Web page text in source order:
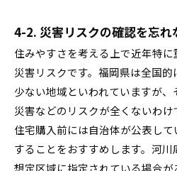
4-2. 災害リスクの確認を忘れ
住みやすさを考える上で近年特
災害リスクです。福岡県は全国
少ない地域といわれていますが
災害などのリスクが全くないわけ
住宅購入前には自治体が公表して
することをおすすめします。河
想定区域に指定されている場合